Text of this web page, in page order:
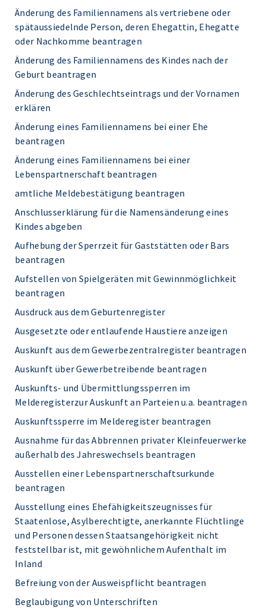
Änderung des Familiennamens als vertriebene oder
spätaussiedelnde Person, deren Ehegattin, Ehegatte
oder Nachkomme beantragen
Änderung des Familiennamens des Kindes nach der
Geburt beantragen
Änderung des Geschlechtseintrags und der Vornamen
erklären
Änderung eines Familiennamens bei einer Ehe
beantragen
Änderung eines Familiennamens bei einer
Lebenspartnerschaft beantragen
amtliche Meldebestätigung beantragen
Anschlusserklärung für die Namensänderung eines
Kindes abgeben
Aufhebung der Sperrzeit für Gaststätten oder Bars
beantragen
Aufstellen von Spielgeräten mit Gewinnmöglichkeit
beantragen
Ausdruck aus dem Geburtenregister
Ausgesetzte oder entlaufende Haustiere anzeigen
Auskunft aus dem Gewerbezentralregister beantragen
Auskunft über Gewerbetreibende beantragen
Auskunfts- und Übermittlungssperren im
Melderegisterzur Auskunft an Parteien u.a. beantragen
Auskunftssperre im Melderegister beantragen
Ausnahme für das Abbrennen privater Kleinfeuerwerke
außerhalb des Jahreswechsels beantragen
Ausstellen einer Lebenspartnerschaftsurkunde
beantragen
Ausstellung eines Ehefähigkeitszeugnisses für
Staatenlose, Asylberechtigte, anerkannte Flüchtlinge
und Personen dessen Staatsangehörigkeit nicht
feststellbar ist, mit gewöhnlichem Aufenthalt im
Inland
Befreiung von der Ausweispflicht beantragen
Beglaubigung von Unterschriften